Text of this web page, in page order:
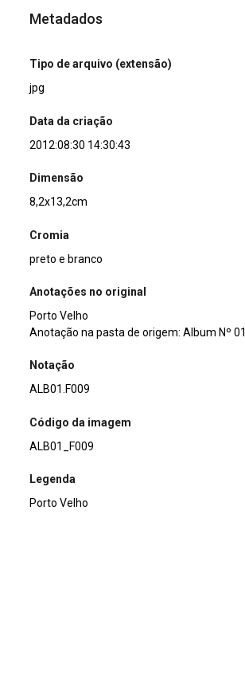
Metadados
Tipo de arquivo (extensão)
jpg
Data da criação
2012:08:30 14:30:43
Dimensão
8,2x13,2cm
Cromia
preto e branco
Anotações no original
Porto Velho
Anotação na pasta de origem: Album Nº 01
Notação
ALB01.F009
Código da imagem
ALB01_F009
Legenda
Porto Velho